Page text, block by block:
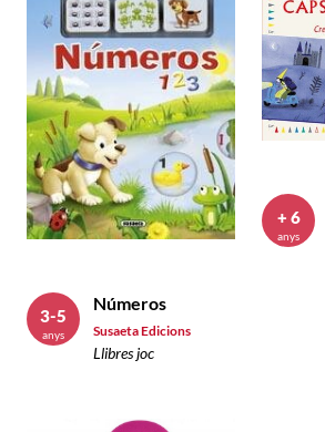
Números
Susaeta Edicions
Llibres joc
3-5
anys
+ 6
anys